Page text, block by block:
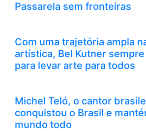
Passarela sem fronteiras
Com uma trajetória ampla
artística, Bel Kutner
para levar arte para todos
Michel Teló, o cantor
conquistou o Brasil e
mundo todo